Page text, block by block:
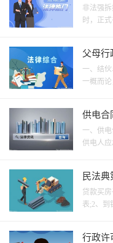
什么情
非法强
时，正
父母行
一、结
一概而论
供电合
局供电
一、供
供电人应
民法
房的具
贷款买
表;2、到
行政许